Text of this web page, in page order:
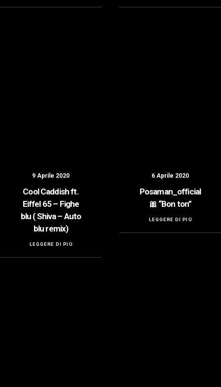
9 Aprile 2020
Cool Caddish ft.
Eiffel 65 – Fighe
blu ( Shiva – Auto
blu remix)
LEGGERE DI PIÙ
6 Aprile 2020
Posaman_official
🎀 “Bon ton”
LEGGERE DI PIÙ